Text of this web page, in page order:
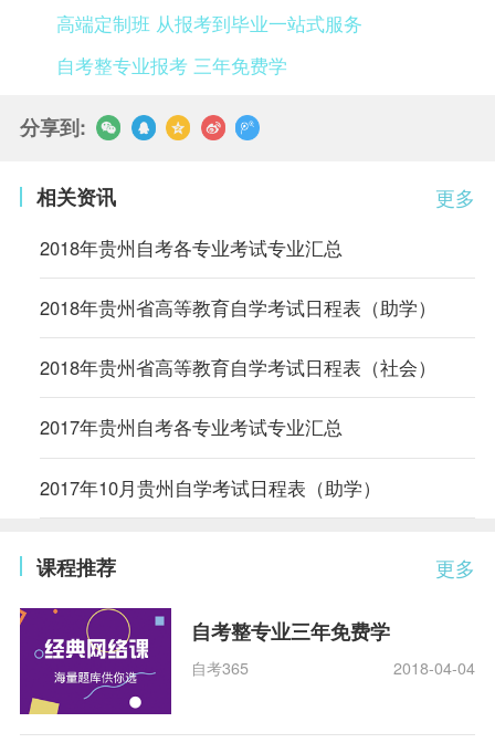
高端定制班 从报考到毕业一站式服务
自考整专业报考 三年免费学
分享到:
更多
相关资讯
2018年贵州自考各专业考试专业汇总
2018年贵州省高等教育自学考试日程表（助学）
2018年贵州省高等教育自学考试日程表（社会）
2017年贵州自考各专业考试专业汇总
2017年10月贵州自学考试日程表（助学）
更多
课程推荐
自考整专业三年免费学
自考365 2018-04-04